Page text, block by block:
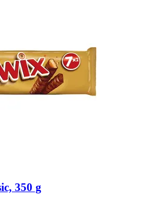
350 g